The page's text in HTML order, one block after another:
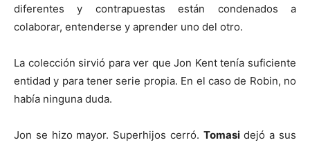
diferentes y contrapuestas están condenados a
colaborar, entenderse y aprender uno del otro.
La colección sirvió para ver que Jon Kent tenía suficiente
entidad y para tener serie propia. En el caso de Robin, no
había ninguna duda.
Jon se hizo mayor. Superhijos cerró. Tomasidejó a sus